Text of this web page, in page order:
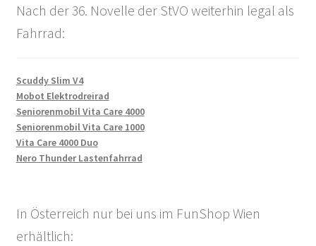
Nach der 36. Novelle der StVO weiterhin legal als
Fahrrad:
Scuddy Slim V4
Mobot Elektrodreirad
Seniorenmobil Vita Care 4000
Seniorenmobil Vita Care 1000
Vita Care 4000 Duo
Nero Thunder Lastenfahrrad
In Österreich nur bei uns im FunShop Wien
erhältlich: